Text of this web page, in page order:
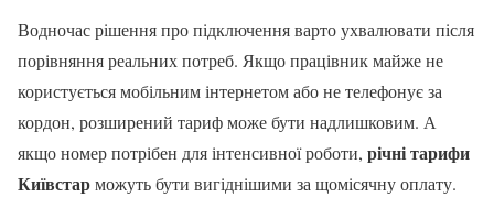
Водночас рішення про підключення варто ухвалювати після
порівняння реальних потреб. Якщо працівник майже не
користується мобільним інтернетом або не телефонує за
кордон, розширений тариф може бути надлишковим. А
якщо номер потрібен для інтенсивної роботи, річні тарифи
Київстарможуть бути вигіднішими за щомісячну оплату.